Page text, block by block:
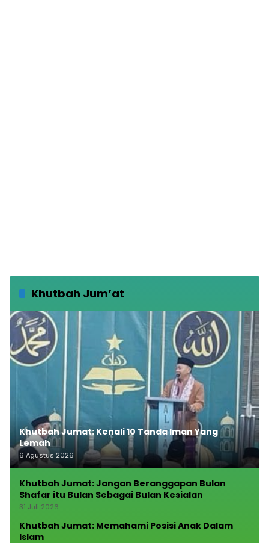
Khutbah Jum’at
Khutbah Jumat: Kenali 10 Tanda Iman Yang
Lemah
6 Agustus 2026
Khutbah Jumat: Jangan Beranggapan Bulan
Shafar itu Bulan Sebagai Bulan Kesialan
31 Juli 2026
Khutbah Jumat: Memahami Posisi Anak Dalam
Islam